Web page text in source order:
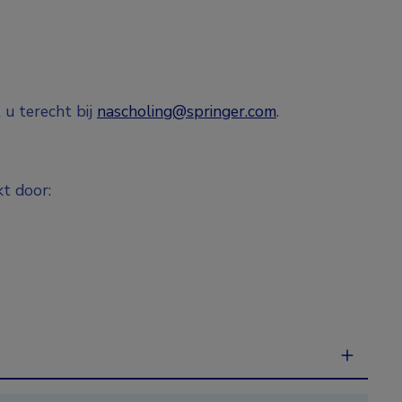
u terecht bij nascholing@springer.com.
door: